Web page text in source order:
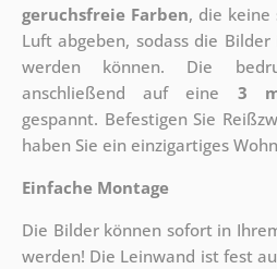
geruchsfreie Farben, die keine
Luft abgeben, sodass die
werden können. Die
anschließend auf eine 3
gespannt. Befestigen Sie
haben Sie ein einzigartiges
Einfache Montage
Die Bilder können sofort in
werden! Die Leinwand ist fest